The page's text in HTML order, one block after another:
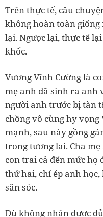
Trên thực tế, câu
không hoàn toàn
lại. Ngược lại, thực tế
khốc.
Vương Vĩnh Cường là
mẹ anh đã sinh ra anh
người anh trước bị tàn
chồng vô cùng hy vọng
mạnh, sau này gồng
trong tương lai. Cha
con trai cả đến mức họ
thứ hai, chỉ ép anh
săn sóc.
Dù không nhận được